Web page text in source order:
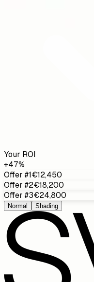
Your ROI
+47%
Offer #1 €12,450
Offer #2€18,200
Offer #3€24,800
Normal Shading